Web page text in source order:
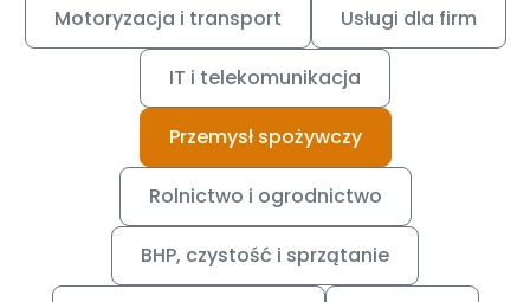
Motoryzacja i transport Usługi dla firm
IT i telekomunikacja
Przemysł spożywczy
Rolnictwo i ogrodnictwo
BHP, czystość i sprzątanie